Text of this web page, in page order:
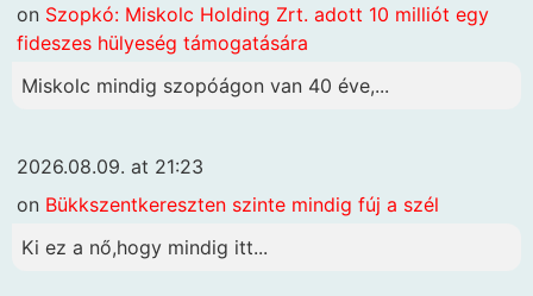
on Szopkó: Miskolc Holding Zrt. adott 10 milliót egy
fideszes hülyeség támogatására
Miskolc mindig szopóágon van 40 éve,...
2026.08.09. at 21:23
on Bükkszentkereszten szinte mindig fúj a szél
Ki ez a nő,hogy mindig itt...